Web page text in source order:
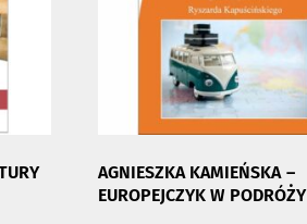
AGNIESZKA KAMIEŃSKA –
EUROPEJCZYK W PODRÓŻY